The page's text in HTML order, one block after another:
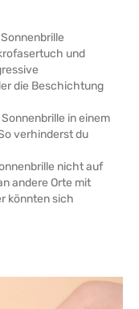
und
die Beschichtung
in einem
verhinderst du
nicht auf
andere Orte mit
könnten sich